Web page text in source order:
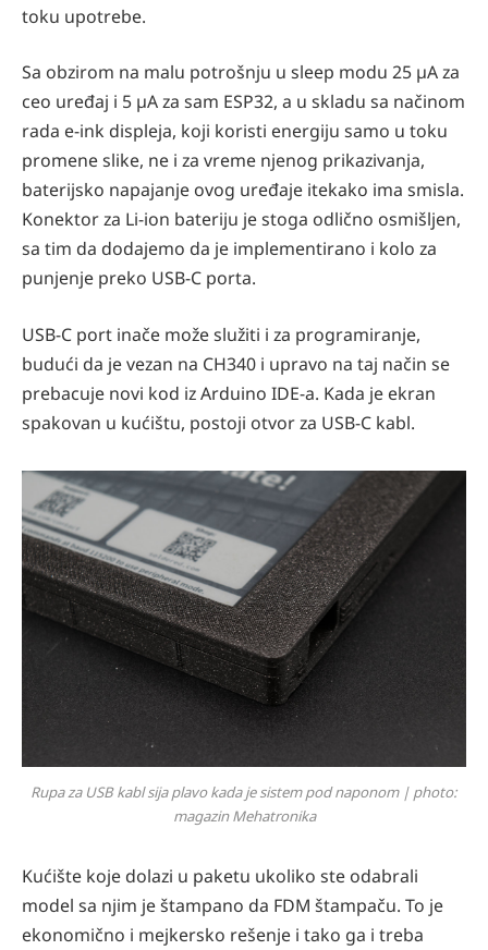
toku upotrebe.
Sa obzirom na malu potrošnju u sleep modu 25 µA za
ceo uređaj i 5 µA za sam ESP32, a u skladu sa načinom
rada e-ink displeja, koji koristi energiju samo u toku
promene slike, ne i za vreme njenog prikazivanja,
baterijsko napajanje ovog uređaje itekako ima smisla.
Konektor za Li-ion bateriju je stoga odlično osmišljen,
sa tim da dodajemo da je implementirano i kolo za
punjenje preko USB-C porta.
USB-C port inače može služiti i za programiranje,
budući da je vezan na CH340 i upravo na taj način se
prebacuje novi kod iz Arduino IDE-a. Kada je ekran
spakovan u kućištu, postoji otvor za USB-C kabl.
Rupa za USB kabl sija plavo kada je sistem pod naponom | photo:
magazin Mehatronika
Kućište koje dolazi u paketu ukoliko ste odabrali
model sa njim je štampano da FDM štampaču. To je
ekonomično i mejkersko rešenje i tako ga i treba